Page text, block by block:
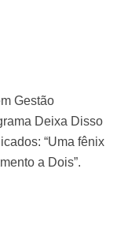
Gestão
Deixa Disso
“Uma fênix
a Dois”.